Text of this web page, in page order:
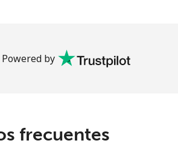
Powered by
frecuentes